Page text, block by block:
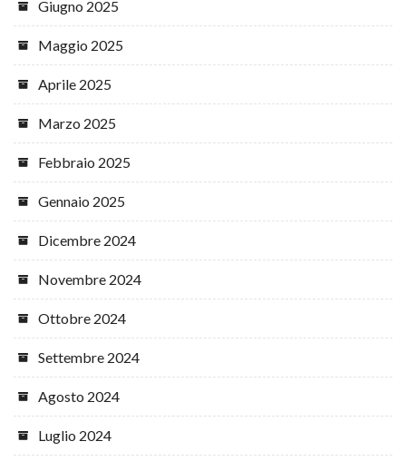
Giugno 2025
Maggio 2025
Aprile 2025
Marzo 2025
Febbraio 2025
Gennaio 2025
Dicembre 2024
Novembre 2024
Ottobre 2024
Settembre 2024
Agosto 2024
Luglio 2024